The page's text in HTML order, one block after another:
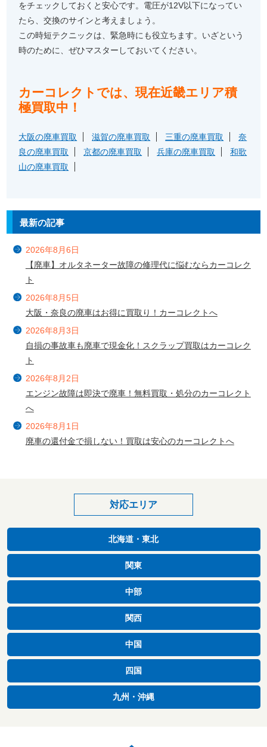
をチェックしておくと安心です。電圧が12V以下になってい
たら、交換のサインと考えましょう。
この時短テクニックは、緊急時にも役立ちます。いざという
時のために、ぜひマスターしておいてください。
カーコレクトでは、現在近畿エリア積
極買取中！
大阪の廃車買取 滋賀の廃車買取 三重の廃車買取
奈
良の廃車買取
京都の廃車買取 兵庫の廃車買取
和歌
山の廃車買取
最新の記事
2026年8月6日
【廃車】オルタネーター故障の修理代に悩むならカーコレク
ト
2026年8月5日
大阪・奈良の廃車はお得に買取り！カーコレクトへ
2026年8月3日
自損の事故車も廃車で現金化！スクラップ買取はカーコレク
ト
2026年8月2日
エンジン故障は即決で廃車！無料買取・処分のカーコレクト
へ
2026年8月1日
廃車の還付金で損しない！買取は安心のカーコレクトへ
対応エリア
北海道・東北
関東
中部
関西
中国
四国
九州・沖縄